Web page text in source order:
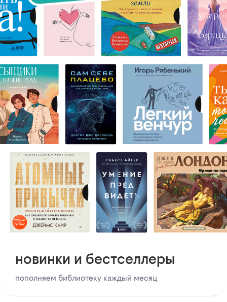
новинки и бестселлеры
пополняем библиотеку каждый месяц